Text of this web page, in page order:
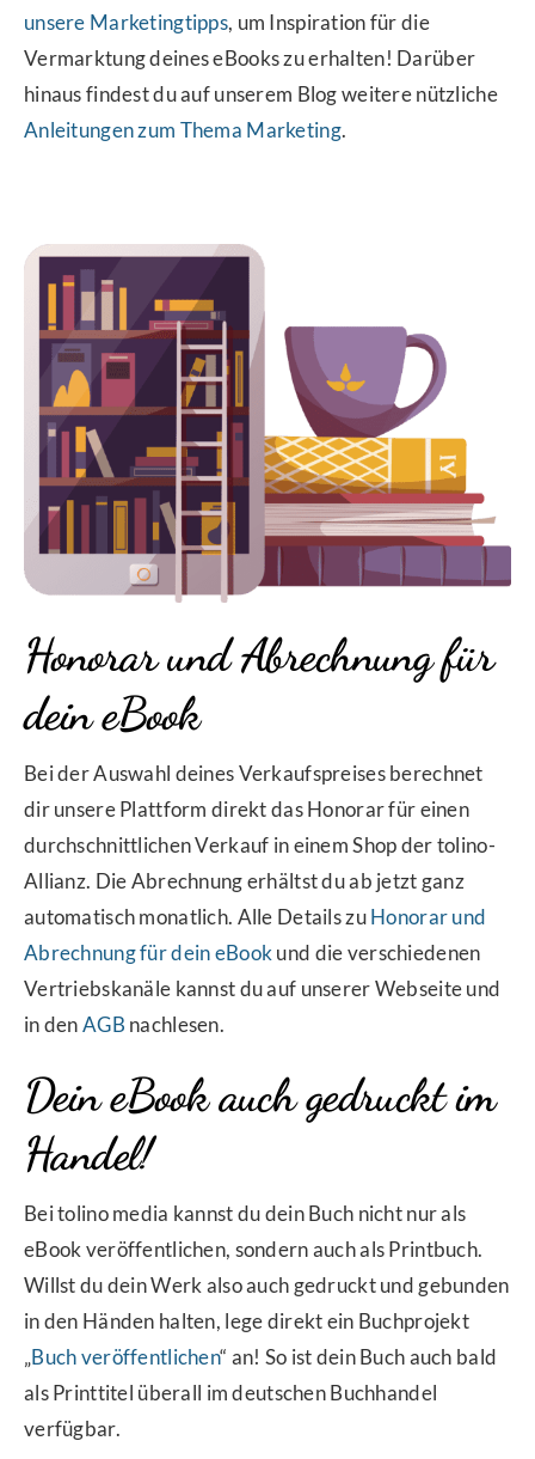
unsere Marketingtipps, um Inspiration für die
Vermarktung deines eBooks zu erhalten! Darüber
hinaus findest du auf unserem Blog weitere nützliche
Anleitungen zum Thema Marketing.
Honorar und Abrechnung für
dein eBook
Bei der Auswahl deines Verkaufspreises berechnet
dir unsere Plattform direkt das Honorar für einen
durchschnittlichen Verkauf in einem Shop der tolino-
Allianz. Die Abrechnung erhältst du ab jetzt ganz
automatisch monatlich. Alle Details zuHonorar und
Abrechnung für dein eBookund die verschiedenen
Vertriebskanäle kannst du auf unserer Webseite und
in denAGB nachlesen.
Dein eBook auch gedruckt im
Handel!
Bei tolino media kannst du dein Buch nicht nur als
eBook veröffentlichen, sondern auch als Printbuch.
Willst du dein Werk also auch gedruckt und gebunden
in den Händen halten, lege direkt ein Buchprojekt
„Buch veröffentlichen“ an! So ist dein Buch auch bald
als Printtitel überall im deutschen Buchhandel
verfügbar.